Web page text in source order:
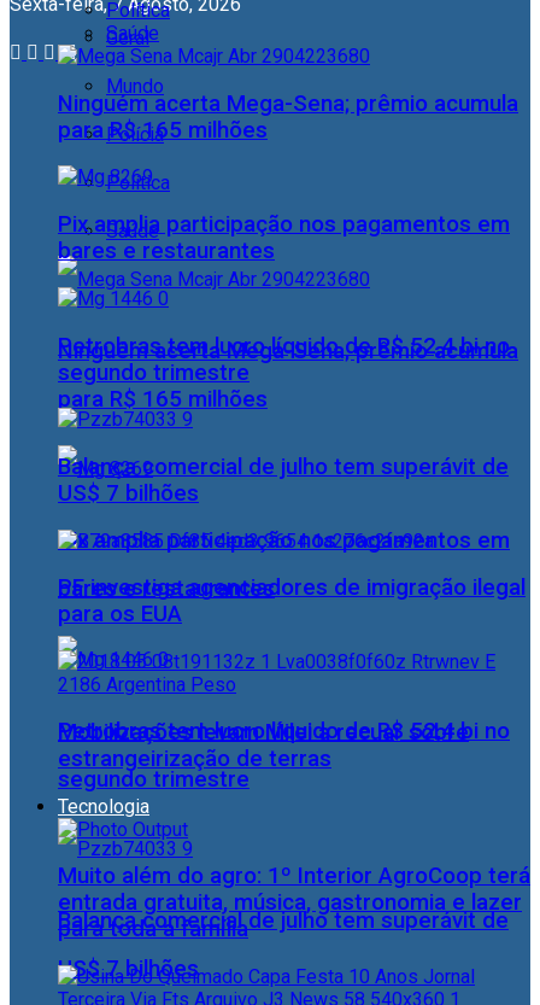
Geral
Mundo
Polícia
Política
Saúde
Ninguém acerta Mega-Sena; prêmio acumula
para R$ 165 milhões
Pix amplia participação nos pagamentos em
bares e restaurantes
Petrobras tem lucro líquido de R$ 52,4 bi no
segundo trimestre
Balança comercial de julho tem superávit de
US$ 7 bilhões
Política
Saúde
Ninguém acerta Mega-Sena; prêmio acumula
para R$ 165 milhões
Pix amplia participação nos pagamentos em
bares e restaurantes
Petrobras tem lucro líquido de R$ 52,4 bi no
segundo trimestre
Balança comercial de julho tem superávit de
US$ 7 bilhões
PF investiga agenciadores de imigração ilegal
para os EUA
Mobilizações levam Milei a recuar sobre
estrangeirização de terras
Tecnologia
Muito além do agro: 1º Interior AgroCoop terá
entrada gratuita, música, gastronomia e lazer
para toda a família